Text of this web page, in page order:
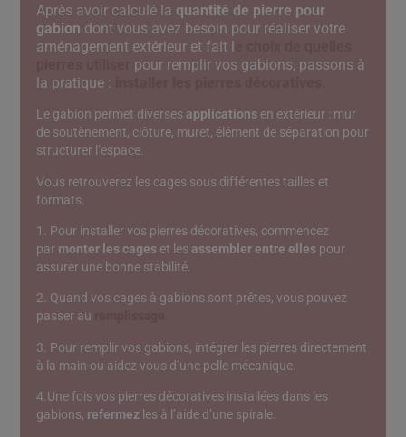
Après avoir calculé la quantité de pierre pour
gabion dont vous avez besoin pour réaliser votre
aménagement extérieur et fait l
pour remplir vos gabions, passons à
la pratique :
Le gabion permet diversesapplications en extérieur : mur
de soutènement, clôture, muret, élément de séparation pour
structurer l’espace.
Vous retrouverez les cages sous différentes tailles et
formats.
1. Pour installer vos pierres décoratives, commencez
par monter les cages et les assembler entre elles pour
assurer une bonne stabilité.
2. Quand vos cages à gabions sont prêtes, vous pouvez
passer au
3. Pour remplir vos gabions, intégrer les pierres directement
à la main ou aidez vous d’une pelle mécanique.
4.Une fois vos pierres décoratives installées dans les
gabions, refermez les à l’aide d’une spirale.